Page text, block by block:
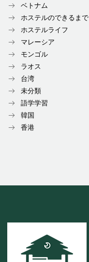
ベトナム
ホステルのできるまで
ホステルライフ
マレーシア
モンゴル
ラオス
台湾
未分類
語学学習
韓国
香港